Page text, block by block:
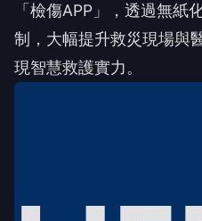
「檢傷APP」，透過無紙
制，大幅提升救災現場與
現智慧救護實力。